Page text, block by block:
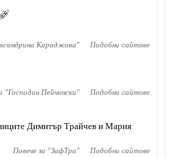
Караджова" Подобни сайтове
"Господин Пейчински" Подобни сайтове
Димитър Трайчев и Мария
Повече за "ЗафТра" Подобни сайтове